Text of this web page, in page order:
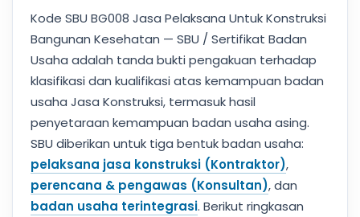
Kode SBU BG008 Jasa Pelaksana Untuk Konstruksi
Bangunan Kesehatan — SBU / Sertifikat Badan
Usaha adalah tanda bukti pengakuan terhadap
klasifikasi dan kualifikasi atas kemampuan badan
usaha Jasa Konstruksi, termasuk hasil
penyetaraan kemampuan badan usaha asing.
SBU diberikan untuk tiga bentuk badan usaha:
pelaksana jasa konstruksi (Kontraktor),
perencana & pengawas (Konsultan), dan
badan usaha terintegrasi. Berikut ringkasan